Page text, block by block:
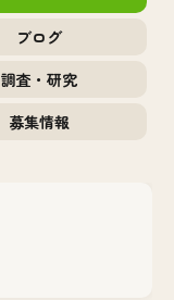
ブログ
調査・研究
募集情報